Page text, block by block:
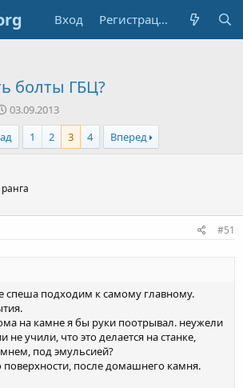
Вход Регистрация
болты ГБЦ?
Д
а
т
а
ч
03.09.2013
1 2 3 4 Вперед
#51
спеша подходим к самому главному.
на камне я бы руки поотрывал. неужели
не учили, что это делается на станке,
под эмульсией?
после домашнего камня.